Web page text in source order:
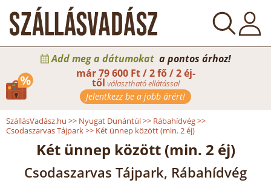
Add meg a dátumokat a pontos árhoz!
már79 600 Ft / 2 fő / 2 éj-
től választható ellátással
Jelentkezz be a jobb árért!
SzállásVadász.hu >> Nyugat Dunántúl>> Rábahídvég>>
Csodaszarvas Tájpark>> Két ünnep között (min. 2 éj)
Két ünnep között (min. 2 éj)
Csodaszarvas Tájpark, Rábahídvég